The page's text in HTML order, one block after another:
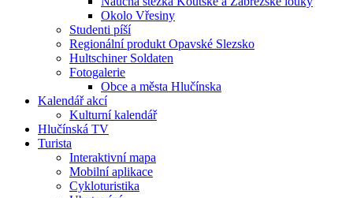
Okolo Vřesiny
Studenti píší
Regionální produkt Opavské Slezsko
Hultschiner Soldaten
Fotogalerie
Obce a města Hlučínska
Kalendář akcí
Kulturní kalendář
Hlučínská TV
Turista
Interaktivní mapa
Mobilní aplikace
Cykloturistika